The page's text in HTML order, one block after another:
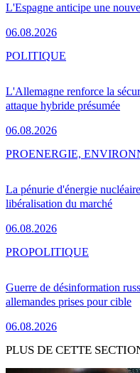
L'Espagne anticipe une
06.08.2026
L'Allemagne renforce la
attaque hybride présumée
06.08.2026
POLITIQUE
La pénurie d'énergie
libéralisation du marché
06.08.2026
PROENERGIE,
Guerre de désinformation
allemandes prises pour cible
06.08.2026
PROPOLITIQUE
PLUS DE CETTE